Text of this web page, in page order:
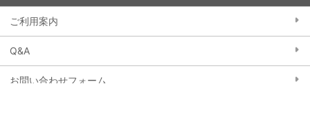
ご利用案内
Q&A
お問い合わせフォーム